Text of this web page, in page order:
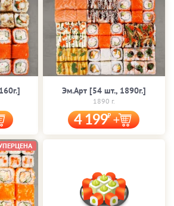
Эм.Арт [54 шт., 1890г.]
1890 г.
4 199